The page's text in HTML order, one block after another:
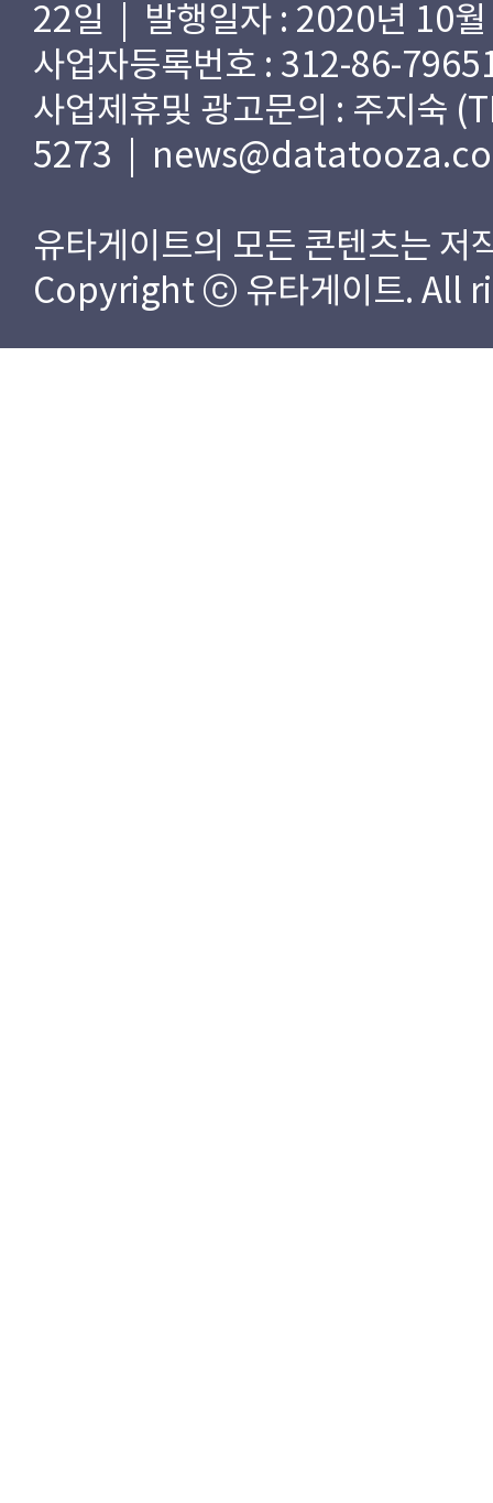
22일 | 발행일자 : 2020년 10
사업자등록번호 : 312-86-
사업제휴및 광고문의 : 주지숙
5273 |
유타게이트의 모든 콘텐츠는 저
Copyright ⓒ 유타게이트. All